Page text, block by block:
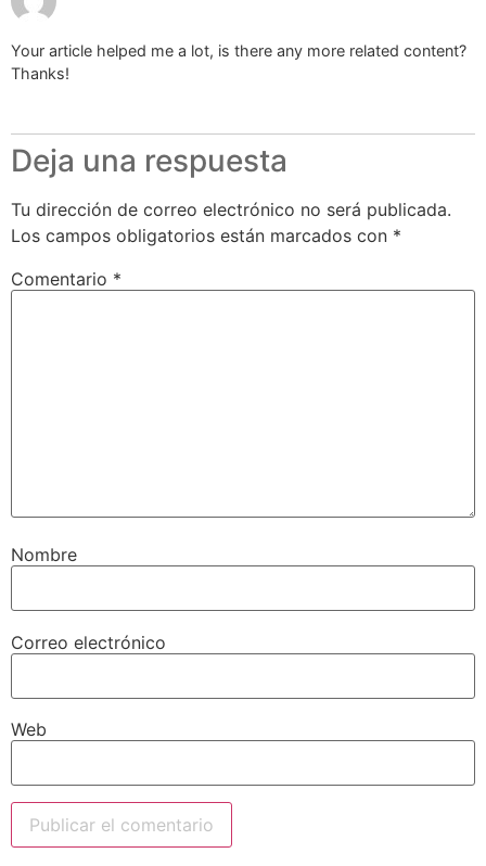
Your article helped me a lot, is there any more related content?
Thanks!
Deja una respuesta
Tu dirección de correo electrónico no será publicada.
Los campos obligatorios están marcados con *
Comentario *
Nombre
Correo electrónico
Web